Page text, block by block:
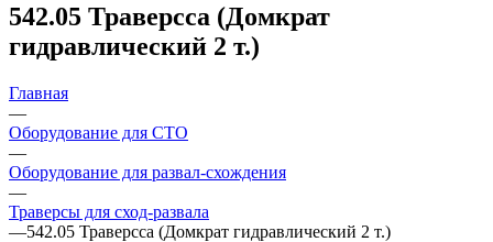
542.05 Траверсса (Домкрат
гидравлический 2 т.)
Главная
—
Оборудование для СТО
—
Оборудование для развал-схождения
—
Траверсы для сход-развала
—542.05 Траверсса (Домкрат гидравлический 2 т.)